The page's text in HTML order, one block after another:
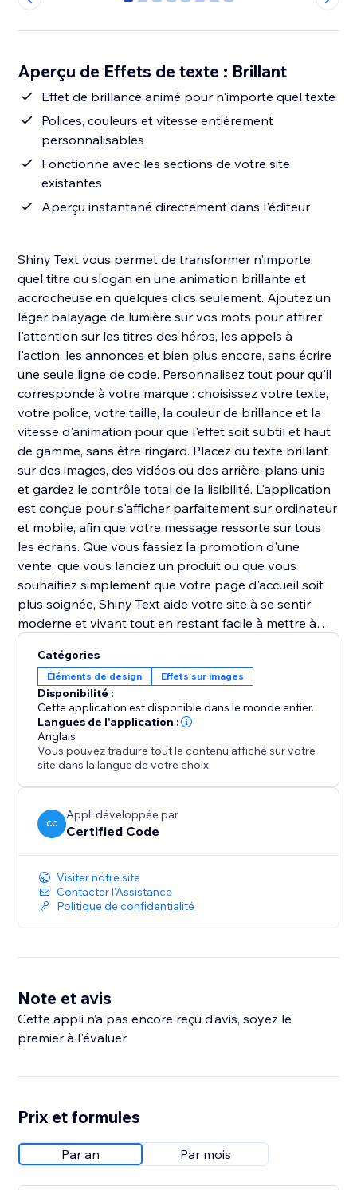
0 1 2 3 4 5 6 7
Aperçu de Effets de texte : Brillant
Effet de brillance animé pour n'importe quel texte
Polices, couleurs et vitesse entièrement
personnalisables
Fonctionne avec les sections de votre site
existantes
Aperçu instantané directement dans l'éditeur
Shiny Text vous permet de transformer n'importe
quel titre ou slogan en une animation brillante et
accrocheuse en quelques clics seulement. Ajoutez un
léger balayage de lumière sur vos mots pour attirer
l'attention sur les titres des héros, les appels à
l'action, les annonces et bien plus encore, sans écrire
une seule ligne de code. Personnalisez tout pour qu'il
corresponde à votre marque : choisissez votre texte,
votre police, votre taille, la couleur de brillance et la
vitesse d'animation pour que l'effet soit subtil et haut
de gamme, sans être ringard. Placez du texte brillant
sur des images, des vidéos ou des arrière-plans unis
et gardez le contrôle total de la lisibilité. L'application
est conçue pour s'afficher parfaitement sur ordinateur
et mobile, afin que votre message ressorte sur tous
les écrans. Que vous fassiez la promotion d'une
vente, que vous lanciez un produit ou que vous
souhaitiez simplement que votre page d'accueil soit
plus soignée, Shiny Text aide votre site à se sentir
moderne et vivant tout en restant facile à mettre à
Catégories
Éléments de design Effets sur images
Disponibilité :
Cette application est disponible dans le monde entier.
Langues de l'application :
Anglais
Vous pouvez traduire tout le contenu affiché sur votre
site dans la langue de votre choix.
CC
Appli développée par
Certified Code
Visiter notre site
Contacter l'Assistance
Politique de confidentialité
Note et avis
Cette appli n’a pas encore reçu d’avis, soyez le
premier à l'évaluer.
Prix et formules
Par an Par mois